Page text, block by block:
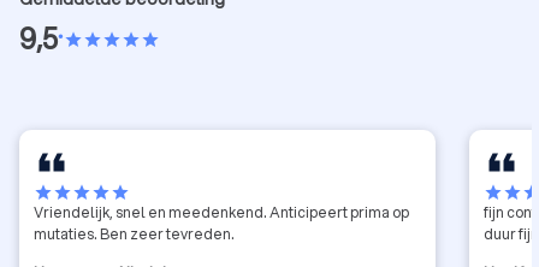
9,5•starstarstarstarstar
starstarstarstarstar
Vriendelijk, snel en meedenkend. Anticipeert prima op
mutaties. Ben zeer tevreden.
starstar
fijn
duur